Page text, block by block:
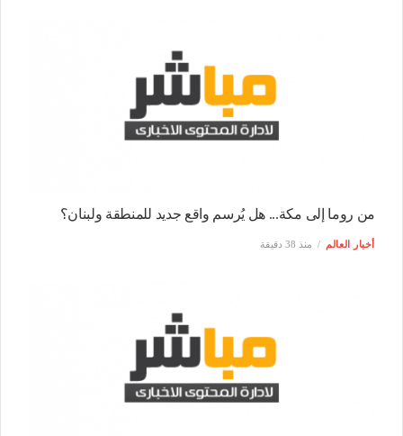
من روما إلى مكة... هل يُرسم واقع جديد للمنطقة ولبنان؟
أخبار العالم منذ 38 دقيقة